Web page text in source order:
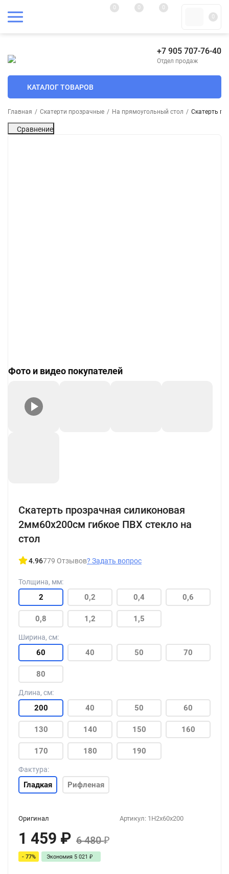
0 0
0
0
+7 905 707-76-40
Отдел продаж
КАТАЛОГ ТОВАРОВ
Главная / Скатерти прозрачные / На прямоугольный стол / Скатерть
Сравнение
Фото и видео покупателей
Скатерть прозрачная силиконовая
2мм60x200см гибкое ПВХ стекло на
стол
4.96779 Отзывов? Задать вопрос
Толщина, мм:
2 0,2 0,4 0,6
0,8 1,2 1,5
Ширина, см:
60 40 50 70
80
Длина, см:
200 40 50 60
130 140 150 160
170 180 190
Фактура:
Гладкая Рифленая
Артикул: 1H2x60x200
Оригинал
1 459 ₽ 6 480₽
- 77% Экономия 5 021 ₽